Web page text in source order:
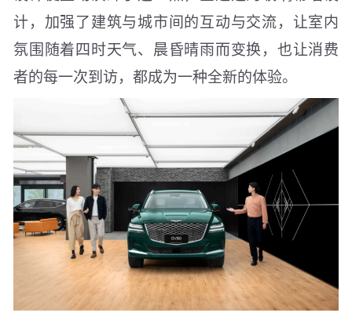
计，加强了建筑与城市间的互动与交流，让室内
氛围随着四时天气、晨昏晴雨而变换，也让消费
者的每一次到访，都成为一种全新的体验。